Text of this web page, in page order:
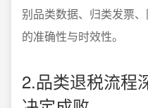
别品类数据、归类发票
的准确性与时效性。
2.品类退税流程